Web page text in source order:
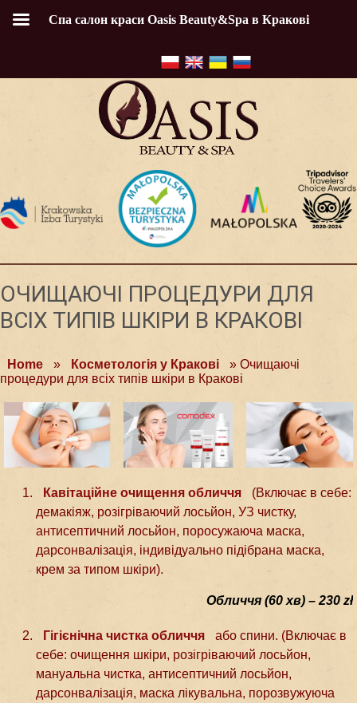
ОЧИЩАЮЧІ ПРОЦЕДУРИ ДЛЯ
ВСІХ ТИПІВ ШКІРИ В КРАКОВІ
Home » Косметологія у Краковi » Очищаючі
процедури для всіх типів шкіри в Кракові
Кавітаційне очищення обличчя
(Включає в себе:
демакіяж, розігріваючий лосьйон, УЗ чистку,
антисептичний лосьйон, поросужаюча маска,
дарсонвалізація, індивідуально підібрана маска,
крем за типом шкіри).
Обличчя (60 хв) – 230 zł
Гігієнічна чистка обличчя
або спини. (Включає в
себе: очищення шкіри, розігріваючий лосьйон,
мануальна чистка, антисептичний лосьйон,
дарсонвалізація, маска лікувальна, порозвужуюча
Спа салон краси Oasis Beauty&Spa в Кракові